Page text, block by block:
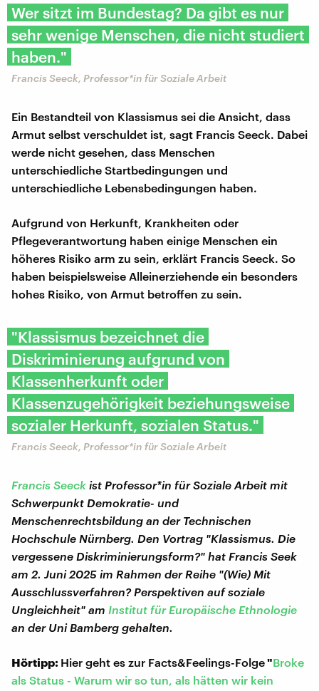
Wer sitzt im Bundestag? Da gibt es nur
sehr wenige Menschen, die nicht studiert
haben."
Francis Seeck, Professor*in für Soziale Arbeit
Ein Bestandteil von Klassismus sei die Ansicht, dass
Armut selbst verschuldet ist, sagt Francis Seeck. Dabei
werde nicht gesehen, dass Menschen
unterschiedliche Startbedingungen und
unterschiedliche Lebensbedingungen haben.
Aufgrund von Herkunft, Krankheiten oder
Pflegeverantwortung haben einige Menschen ein
höheres Risiko arm zu sein, erklärt Francis Seeck. So
haben beispielsweise Alleinerziehende ein besonders
hohes Risiko, von Armut betroffen zu sein.
"Klassismus bezeichnet die
Diskriminierung aufgrund von
Klassenherkunft oder
Klassenzugehörigkeit beziehungsweise
sozialer Herkunft, sozialen Status."
Francis Seeck, Professor*in für Soziale Arbeit
Francis Seeck ist Professor*in für Soziale Arbeit mit
Schwerpunkt Demokratie- und
Menschenrechtsbildung an der Technischen
Hochschule Nürnberg. Den Vortrag "Klassismus. Die
vergessene Diskriminierungsform?" hat Francis Seek
am 2. Juni 2025 im Rahmen der Reihe "(Wie) Mit
Ausschlussverfahren? Perspektiven auf soziale
Ungleichheit" am Institut für Europäische Ethnologie
an der Uni Bamberg gehalten.
Hörtipp: Hier geht es zur Facts&Feelings-Folge"Broke
als Status - Warum wir so tun, als hätten wir kein